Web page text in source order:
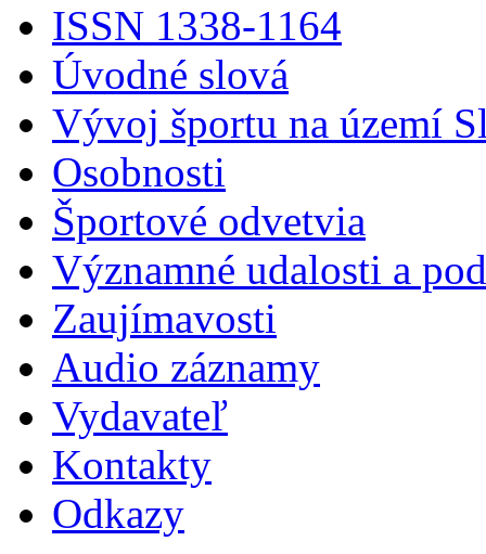
ISSN 1338-1164
Úvodné slová
Vývoj športu na území
Osobnosti
Športové odvetvia
Významné udalosti a
Zaujímavosti
Audio záznamy
Vydavateľ
Kontakty
Odkazy